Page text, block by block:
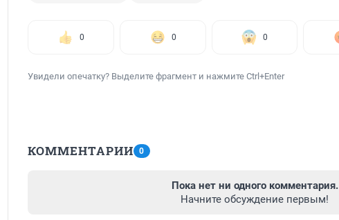
0 0 0
Увидели опечатку? Выделите фрагмент и нажмите Ctrl+Enter
КОММЕНТАРИИ 0
Пока нет ни одного комментария.
Начните обсуждение первым!